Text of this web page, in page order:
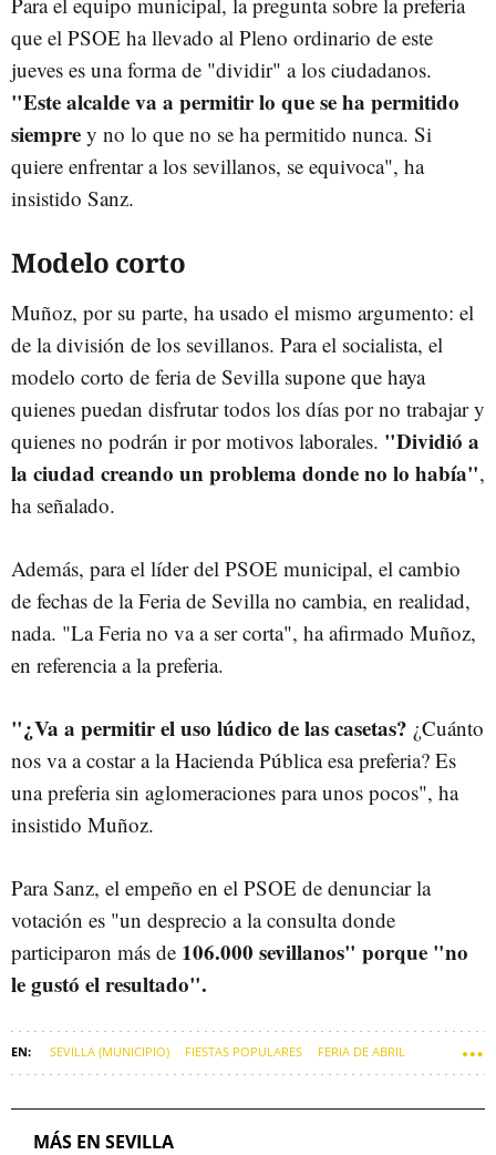
que el PSOE ha llevado al Pleno ordinario de este
jueves es una forma de "dividir" a los ciudadanos.
"Este alcalde va a permitir lo que se ha permitido
siempre y no lo que no se ha permitido nunca. Si
quiere enfrentar a los sevillanos, se equivoca", ha
insistido Sanz.
Modelo corto
Muñoz, por su parte, ha usado el mismo argumento: el
de la división de los sevillanos. Para el socialista, el
modelo corto de feria de Sevilla supone que haya
quienes puedan disfrutar todos los días por no trabajar y
quienes no podrán ir por motivos laborales. "Dividió a
la ciudad creando un problema donde no lo había",
ha señalado.
Además, para el líder del PSOE municipal, el cambio
de fechas de la Feria de Sevilla no cambia, en realidad,
nada. "La Feria no va a ser corta", ha afirmado Muñoz,
en referencia a la preferia.
"¿Va a permitir el uso lúdico de las casetas? ¿Cuánto
nos va a costar a la Hacienda Pública esa preferia? Es
una preferia sin aglomeraciones para unos pocos", ha
insistido Muñoz.
Para Sanz, el empeño en el PSOE de denunciar la
votación es "un desprecio a la consulta donde
participaron más de 106.000 sevillanos" porque "no
le gustó el resultado".
SEVILLA (MUNICIPIO) FIESTAS POPULARES FERIA DE ABRIL
MÁS EN SEVILLA